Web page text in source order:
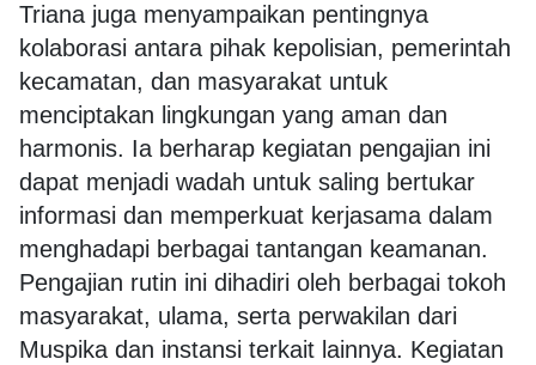
Triana juga menyampaikan pentingnya
kolaborasi antara pihak kepolisian, pemerintah
kecamatan, dan masyarakat untuk
menciptakan lingkungan yang aman dan
harmonis. Ia berharap kegiatan pengajian ini
dapat menjadi wadah untuk saling bertukar
informasi dan memperkuat kerjasama dalam
menghadapi berbagai tantangan keamanan.
Pengajian rutin ini dihadiri oleh berbagai tokoh
masyarakat, ulama, serta perwakilan dari
Muspika dan instansi terkait lainnya. Kegiatan